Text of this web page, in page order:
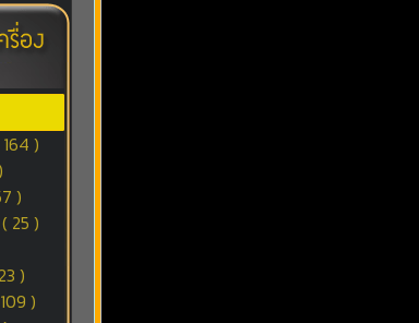
)
)
25 )
)
)